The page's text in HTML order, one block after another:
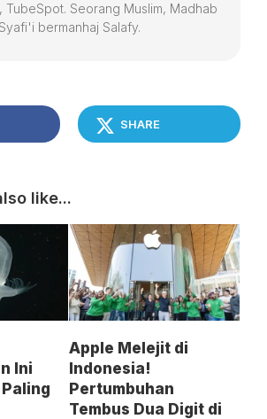
TubeSpot. Seorang Muslim, Madhab
Syafi'i bermanhaj Salafy.
SHARE
like...
Ini
Apple Melejit di
Indonesia!
Pertumbuhan
Tembus Dua Digit di